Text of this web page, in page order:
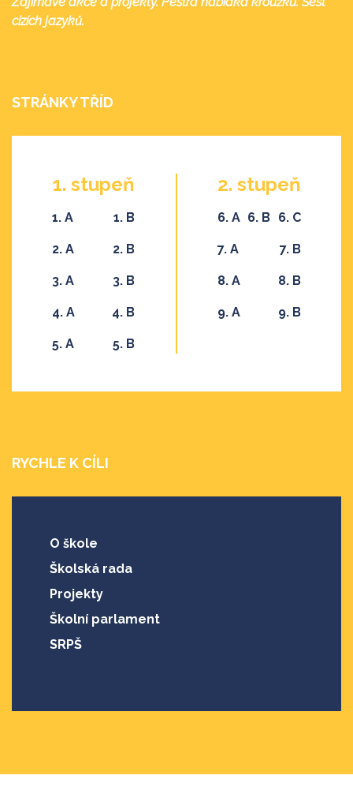
cizích jazyků.
STRÁNKY TŘÍD
1. stupeň
1. A 1. B
2. A 2. B
3. A 3. B
4. A 4. B
5. A 5. B
2. stupeň
6. A 6. B 6. C
7. A 7. B
8. A 8. B
9. A 9. B
RYCHLE K CÍLI
O škole
Školská rada
Projekty
Školní parlament
SRPŠ